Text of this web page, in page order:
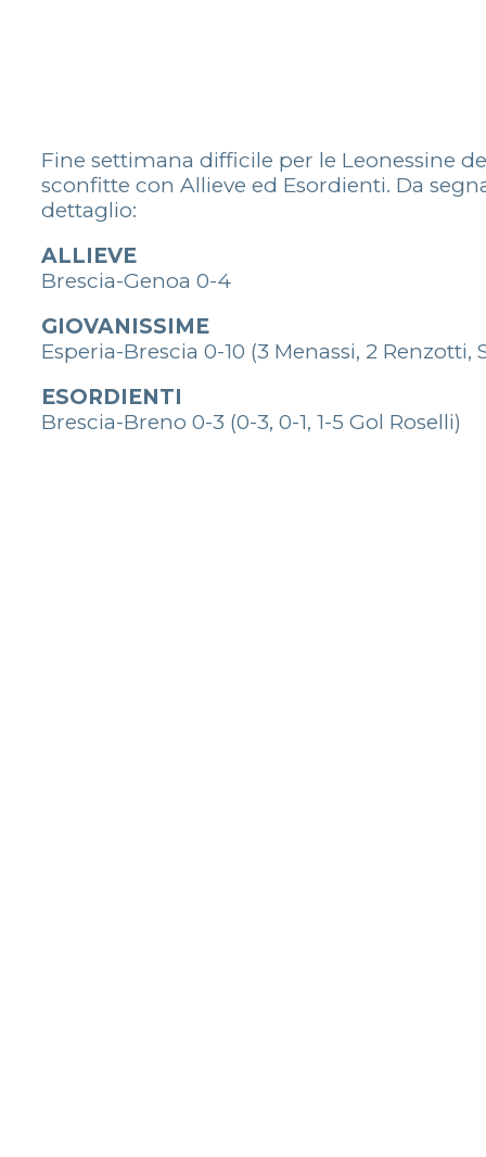
Fine settimana difficile per le Leonessine
sconfitte con Allieve ed Esordienti. Da
dettaglio:
ALLIEVE
Brescia-Genoa 0-4
GIOVANISSIME
Esperia-Brescia 0-10 (3 Menassi, 2
ESORDIENTI
Brescia-Breno 0-3 (0-3, 0-1, 1-5 Gol Roselli)